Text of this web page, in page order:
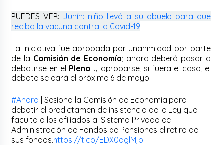
PUEDES VER: Junín: niño llevó a su abuelo para que
reciba la vacuna contra la Covid-19
La iniciativa fue aprobada por unanimidad por parte
de la Comisión de Economía; ahora deberá pasar a
debatirse en el Pleno y aprobarse, si fuera el caso, el
debate se dará el próximo 6 de mayo.
#Ahora | Sesiona la Comisión de Economía para
debatir el predictamen de insistencia de la Ley que
faculta a los afiliados al Sistema Privado de
Administración de Fondos de Pensiones el retiro de
sus fondos.https://t.co/EDX0aglMjb